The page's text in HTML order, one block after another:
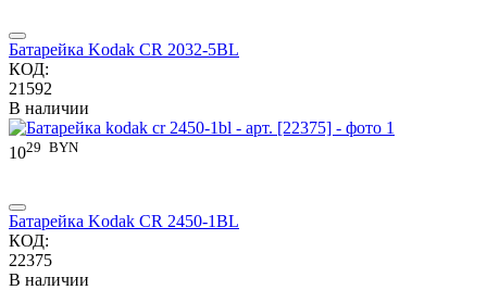
Батарейка Kodak CR 2032-5BL
КОД:
21592
В наличии
1029 BYN
Батарейка Kodak CR 2450-1BL
КОД:
22375
В наличии